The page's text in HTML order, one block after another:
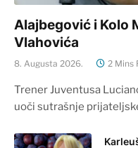
Alajbegović i Kolo
Vlahovića
8. Augusta 2026. 2 Mins
Trener Juventusa
uoči sutrašnje